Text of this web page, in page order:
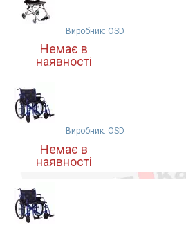
Виробник: OSD
Немає в
наявності
Виробник: OSD
Немає в
наявності